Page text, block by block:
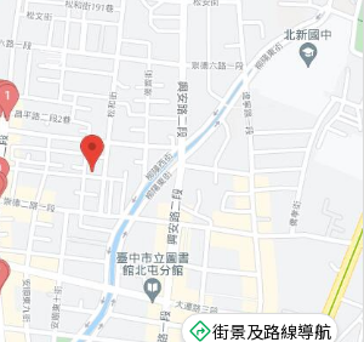
街景及路線導航